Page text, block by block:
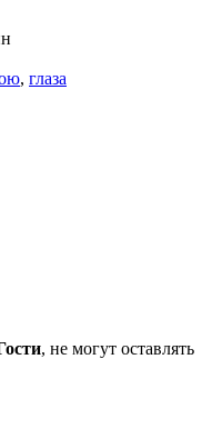
, глаза
, не могут оставлять